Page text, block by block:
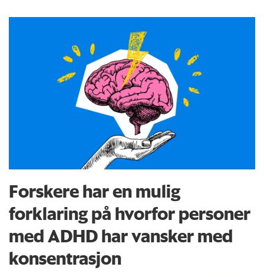
Forskere har en mulig
forklaring på hvorfor personer
med ADHD har vansker med
konsentrasjon